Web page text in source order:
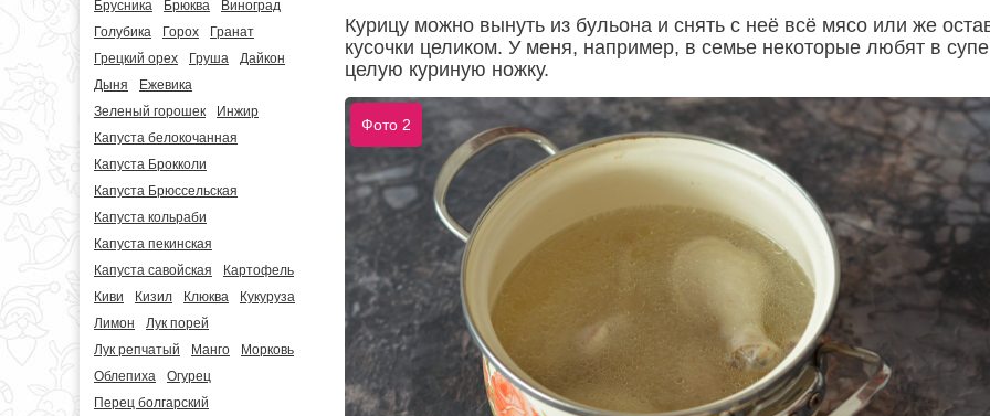
Брусника
Брюква
Виноград
Голубика
Горох
Гранат
Грецкий орех
Груша
Дайкон
Дыня
Ежевика
Зеленый горошек
Инжир
Капуста белокочанная
Капуста Брокколи
Капуста Брюссельская
Капуста кольраби
Капуста пекинская
Капуста савойская
Картофель
Киви
Кизил Клюква
Кукуруза
Лимон
Лук порей
Лук репчатый
Манго
Морковь
Облепиха
Огурец
Перец болгарский
Курицу можно вынуть из бульона и снять с неё всё мясо или же
кусочки целиком. У меня, например, в семье некоторые любят в супе
целую куриную ножку.
Фото 2